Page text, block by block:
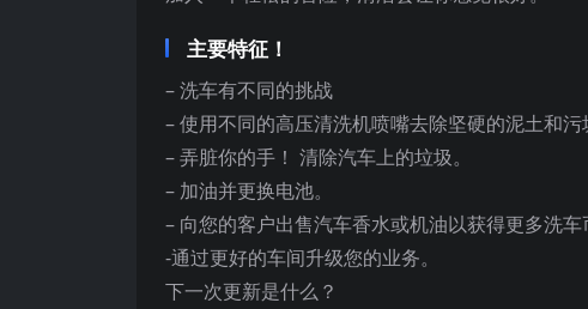
主要特征！
– 洗车有不同的挑战
– 使用不同的高压清洗机喷嘴去除坚硬的泥土和污
– 弄脏你的手！ 清除汽车上的垃圾。
– 加油并更换电池。
– 向您的客户出售汽车香水或机油以获得更多洗车
-通过更好的车间升级您的业务。
下一次更新是什么？